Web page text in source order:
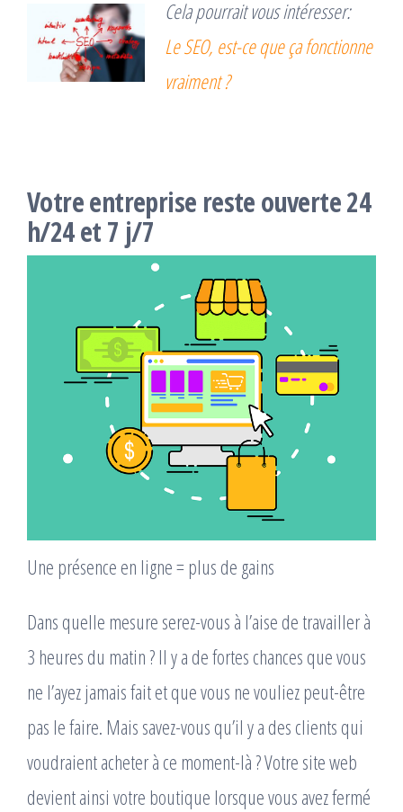
Cela pourrait vous intéresser:
Le SEO, est-ce que ça fonctionne
vraiment ?
Votre entreprise reste ouverte 24
h/24 et 7 j/7
Une présence en ligne = plus de gains
Dans quelle mesure serez-vous à l’aise de travailler à
3 heures du matin ? Il y a de fortes chances que vous
ne l’ayez jamais fait et que vous ne vouliez peut-être
pas le faire. Mais savez-vous qu’il y a des clients qui
voudraient acheter à ce moment-là ? Votre site web
devient ainsi votre boutique lorsque vous avez fermé